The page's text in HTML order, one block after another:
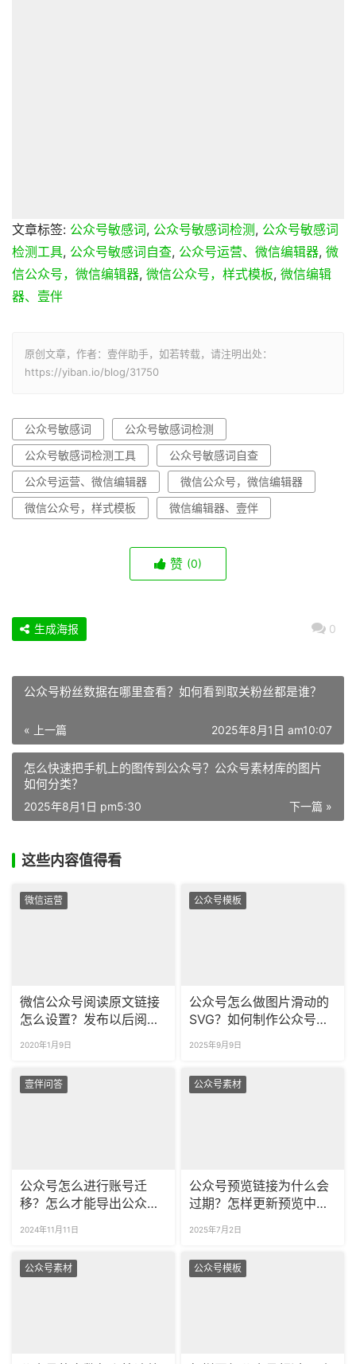
文章标签: 公众号敏感词, 公众号敏感词检测 , 公众号敏感词
检测工具, 公众号敏感词自查, 公众号运营、微信编辑器, 微
信公众号，微信编辑器, 微信公众号，样式模板, 微信编辑
器、壹伴
原创文章，作者：壹伴助手，如若转载，请注明出处：
https://yiban.io/blog/31750
公众号敏感词
公众号敏感词检测
公众号敏感词检测工具
公众号敏感词自查
公众号运营、微信编辑器
微信公众号，微信编辑器
微信公众号，样式模板
微信编辑器、壹伴
赞 (0)
0
生成海报
公众号粉丝数据在哪里查看？如何看到取关粉丝都是谁？
« 上一篇 2025年8月1日 am10:07
怎么快速把手机上的图传到公众号？公众号素材库的图片
如何分类？
下一篇 »
2025年8月1日 pm5:30
这些内容值得看
微信运营
微信公众号阅读原文链接
怎么设置？发布以后阅读
2020年1月9日
公众号模板
公众号怎么做图片滑动的
SVG？如何制作公众号点
2025年9月9日
壹伴问答
公众号怎么进行账号迁
移？怎么才能导出公众号
2024年11月11日
公众号素材
公众号预览链接为什么会
过期？怎样更新预览中的
2025年7月2日
公众号素材 公众号模板